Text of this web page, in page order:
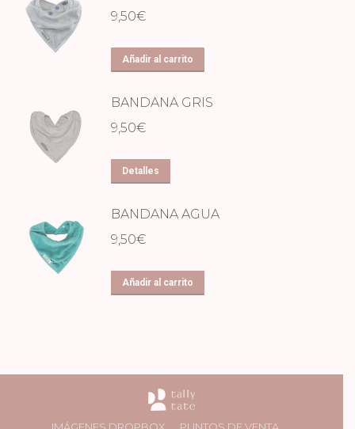
9,50€
Añadir al carrito
BANDANA GRIS
9,50€
Detalles
BANDANA AGUA
9,50€
Añadir al carrito